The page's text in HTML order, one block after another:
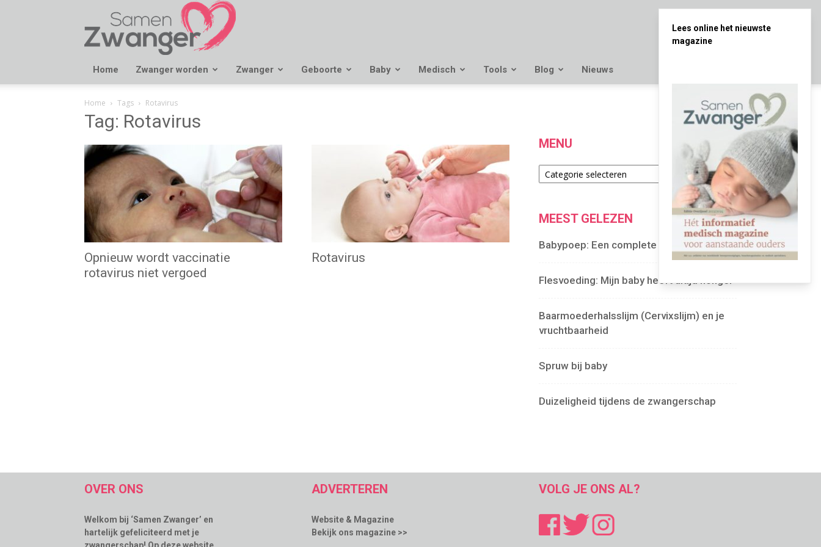
Samen
Zwanger
Home Zwanger worden Zwanger Geboorte Baby Medisch Tools Blog Nieuws
Home Tags Rotavirus
Tag: Rotavirus
Opnieuw wordt vaccinatie
rotavirus niet vergoed
Rotavirus
MENU
Menu
MEEST GELEZEN
Babypoep: Een complete gids
Flesvoeding: Mijn baby heeft altijd honger
Baarmoederhalsslijm (Cervixslijm) en je
vruchtbaarheid
Spruw bij baby
Duizeligheid tijdens de zwangerschap
OVER ONS
Welkom bij ‘Samen Zwanger’ en
hartelijk gefeliciteerd met je
ADVERTEREN
Website & Magazine
Bekijk ons magazine >>
VOLG JE ONS AL?
Lees online het nieuwste
magazine